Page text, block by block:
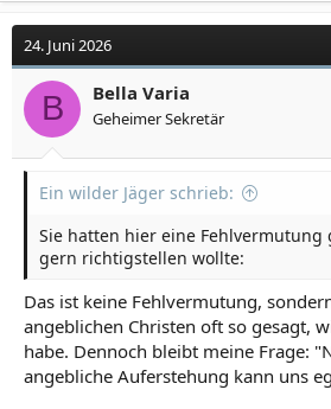
24. Juni 2026
B Bella Varia
Geheimer Sekretär
Ein wilder Jäger schrieb:
Sie hatten hier eine Fehlvermutung
gern richtigstellen wollte:
Das ist keine Fehlvermutung,
angeblichen Christen oft so gesagt,
habe. Dennoch bleibt meine Frage:
angebliche Auferstehung kann uns